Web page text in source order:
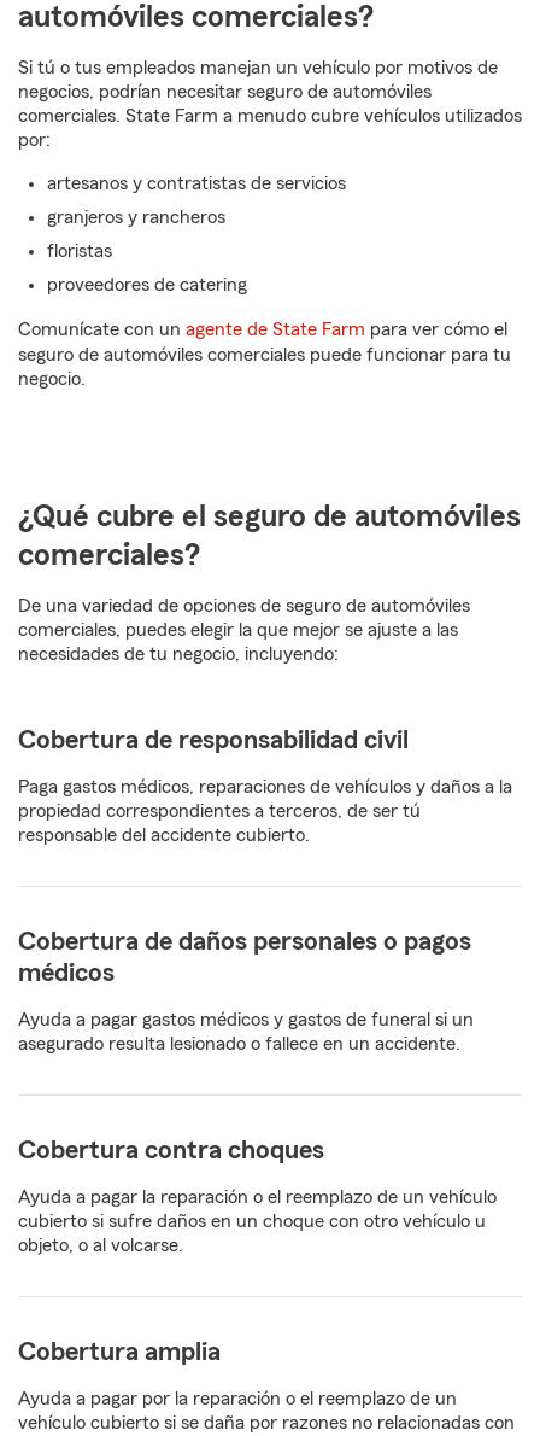
automóviles comerciales?
Si tú o tus empleados manejan un vehículo por motivos de
negocios, podrían necesitar seguro de automóviles
comerciales. State Farm a menudo cubre vehículos utilizados
por:
artesanos y contratistas de servicios
granjeros y rancheros
floristas
proveedores de catering
Comunícate con un agente de State Farm para ver cómo el
seguro de automóviles comerciales puede funcionar para tu
negocio.
¿Qué cubre el seguro de automóviles
comerciales?
De una variedad de opciones de seguro de automóviles
comerciales, puedes elegir la que mejor se ajuste a las
necesidades de tu negocio, incluyendo:
Cobertura de responsabilidad civil
Paga gastos médicos, reparaciones de vehículos y daños a la
propiedad correspondientes a terceros, de ser tú
responsable del accidente cubierto.
Cobertura de daños personales o pagos
médicos
Ayuda a pagar gastos médicos y gastos de funeral si un
asegurado resulta lesionado o fallece en un accidente.
Cobertura contra choques
Ayuda a pagar la reparación o el reemplazo de un vehículo
cubierto si sufre daños en un choque con otro vehículo u
objeto, o al volcarse.
Cobertura amplia
Ayuda a pagar por la reparación o el reemplazo de un
vehículo cubierto si se daña por razones no relacionadas con